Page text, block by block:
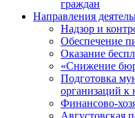
граждан
Направления
Надзор и
Обеспечение
Оказание
«Снижение
Подготовка
организаций к
Финансово-
Августовская